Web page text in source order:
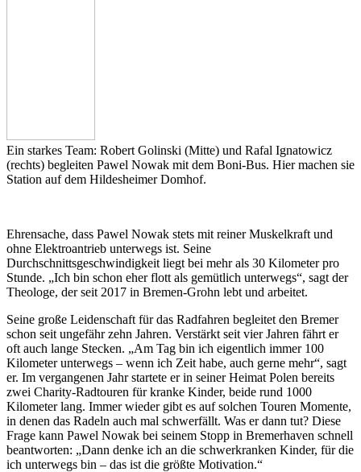
Ein starkes Team: Robert Golinski (Mitte) und Rafal Ignatowicz
(rechts) begleiten Pawel Nowak mit dem Boni-Bus. Hier machen sie
Station auf dem Hildesheimer Domhof.
Ehrensache, dass Pawel Nowak stets mit reiner Muskelkraft und
ohne Elektroantrieb unterwegs ist. Seine
Durchschnittsgeschwindigkeit liegt bei mehr als 30 Kilometer pro
Stunde. „Ich bin schon eher flott als gemütlich unterwegs“, sagt der
Theologe, der seit 2017 in Bremen-Grohn lebt und arbeitet.
Seine große Leidenschaft für das Radfahren begleitet den Bremer
schon seit ungefähr zehn Jahren. Verstärkt seit vier Jahren fährt er
oft auch lange Stecken. „Am Tag bin ich eigentlich immer 100
Kilometer unterwegs – wenn ich Zeit habe, auch gerne mehr“, sagt
er. Im vergangenen Jahr startete er in seiner Heimat Polen bereits
zwei Charity-Radtouren für kranke Kinder, beide rund 1000
Kilometer lang. Immer wieder gibt es auf solchen Touren Momente,
in denen das Radeln auch mal schwerfällt. Was er dann tut? Diese
Frage kann Pawel Nowak bei seinem Stopp in Bremerhaven schnell
beantworten: „Dann denke ich an die schwerkranken Kinder, für die
ich unterwegs bin – das ist die größte Motivation.“